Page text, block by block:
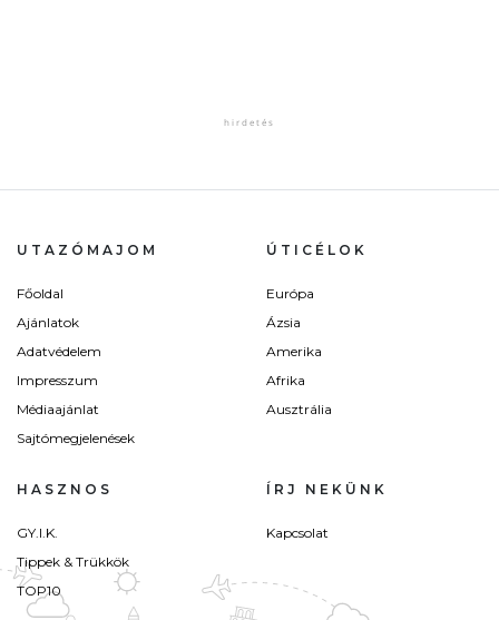
UTAZÓMAJOM
Főoldal
Ajánlatok
Adatvédelem
Impresszum
Médiaajánlat
Sajtómegjelenések
ÚTICÉLOK
Európa
Ázsia
Amerika
Afrika
Ausztrália
HASZNOS
GY.I.K.
Tippek & Trükkök
TOP10
ÍRJ NEKÜNK
Kapcsolat